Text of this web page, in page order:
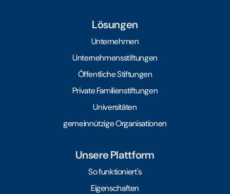
Lösungen
Unternehmen
Unternehmensstiftungen
Öffentliche Stiftungen
Private Familienstiftungen
Universitäten
gemeinnützige Organisationen
Unsere Plattform
So funktioniert's
Eigenschaften